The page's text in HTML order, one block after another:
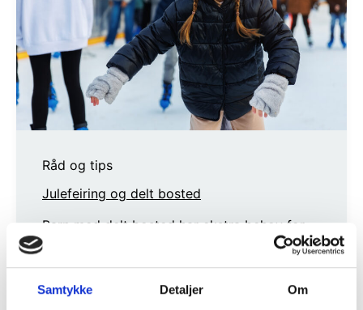
Samtykke Detaljer Om
Råd og tips
Julefeiring og delt bosted
Barn med delt bosted har ekstra behov for
forutsigbarhet, avtal i god tid hvor barnet
skal være.